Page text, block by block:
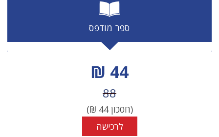
ספר מודפס
מחיר הנחה
44 ₪
מחיר לפני הנחה
88
(חסכון44
₪)
לרכישה